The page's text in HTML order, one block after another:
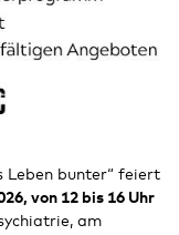
Leben bunter“ feiert
von 12 bis 16 Uhr
am